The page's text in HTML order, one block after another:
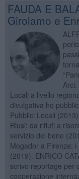
FAUDA E
Girolamo e
Locali a livello
divulgativa ho
Pubblici Locali
Riusi: da rifiuti a
servizio del bene
Mogador a Firenze:
(2019). ENRICO
scrivo reportage per
cooperazione